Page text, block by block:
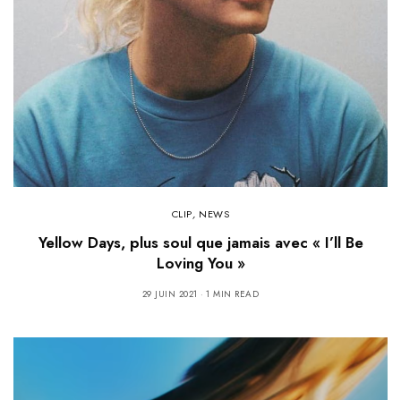
CLIP, NEWS
Yellow Days, plus soul que jamais avec « I’ll Be
Loving You »
29 JUIN 2021 1 MIN READ